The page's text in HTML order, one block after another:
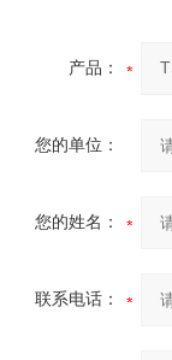
产品：
您的单位：
您的姓名：
联系电话：